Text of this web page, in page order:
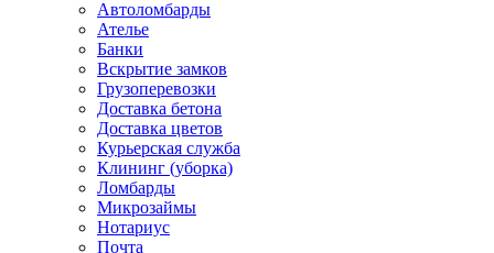
Автоломбарды
Ателье
Банки
Вскрытие замков
Грузоперевозки
Доставка бетона
Доставка цветов
Курьерская служба
Клининг (уборка)
Ломбарды
Микрозаймы
Нотариус
Почта